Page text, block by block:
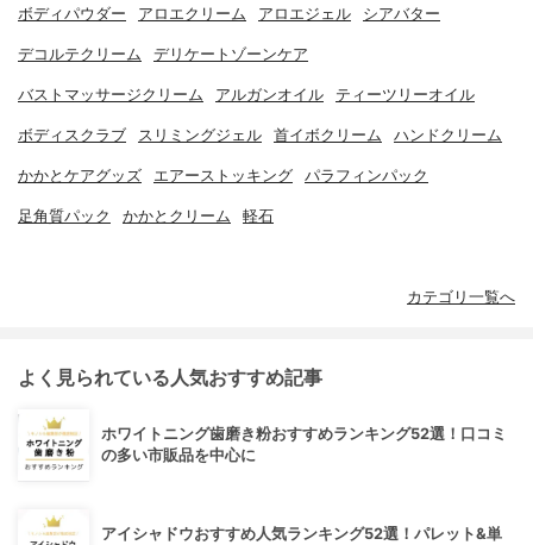
ボディパウダー アロエクリーム アロエジェル シアバター
デコルテクリーム デリケートゾーンケア
バストマッサージクリーム アルガンオイル ティーツリーオイル
ボディスクラブ スリミングジェル 首イボクリーム ハンドクリーム
かかとケアグッズ エアーストッキング パラフィンパック
足角質パック かかとクリーム 軽石
カテゴリ一覧へ
よく見られている人気おすすめ記事
ホワイトニング歯磨き粉おすすめランキング52選！口コミ
の多い市販品を中心に
アイシャドウおすすめ人気ランキング52選！パレット&単